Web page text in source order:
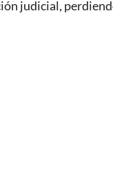
judicial,